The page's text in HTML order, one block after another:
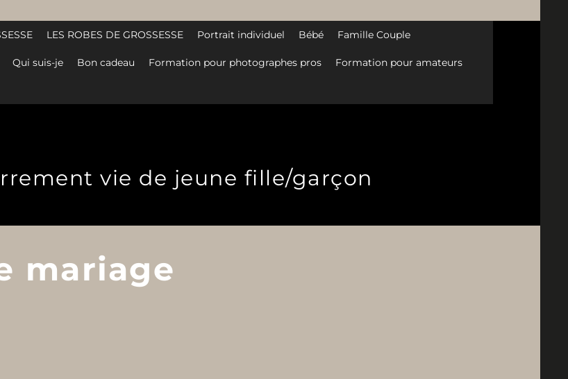
LES ROBES DE GROSSESSE Portrait individuel Bébé Famille Couple
Qui suis-je Bon cadeau Formation pour photographes pros Formation pour amateurs
vie de jeune fille/garçon
mariage